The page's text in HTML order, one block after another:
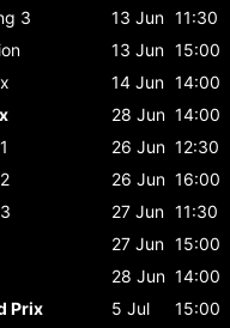
3 13 Jun 11:30
13 Jun 15:00
14 Jun 14:00
28 Jun 14:00
26 Jun 12:30
26 Jun 16:00
27 Jun 11:30
27 Jun 15:00
28 Jun 14:00
Prix
5 Jul
15:00